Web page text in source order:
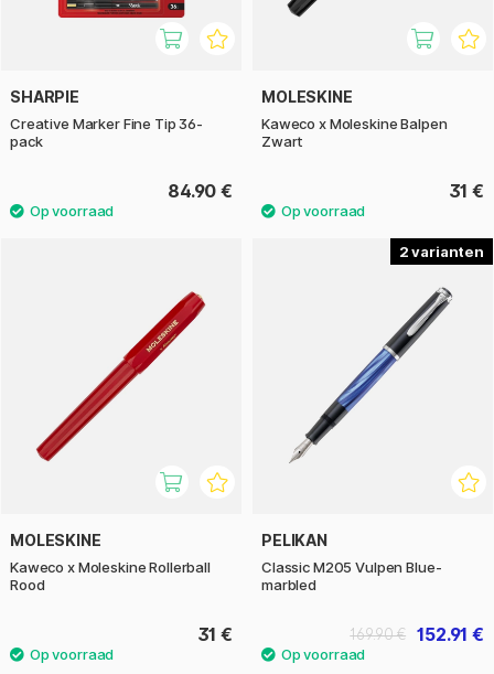
SHARPIE
Creative Marker Fine Tip 36-
pack
84.90 €
MOLESKINE
Kaweco x Moleskine Balpen
Zwart
31 €
MOLESKINE
Kaweco x Moleskine Rollerball
Rood
31 €
2
PELIKAN
Classic M205 Vulpen Blue-
marbled
152.91 €
169.90 €